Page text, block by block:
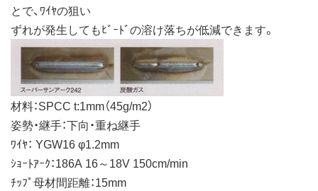
とで、ﾜｲﾔの狙い
ずれが発生してもﾋﾞｰﾄﾞの溶け落ちが低減できます。
材料：SPCC t:1mm（45g/m2）
姿勢・継手：下向・重ね継手
ﾜｲﾔ： YGW16 φ1.2mm
ｼｮｰﾄｱｰｸ：186A 16～18V 150cm/min
ﾁｯﾌﾟ母材間距離：15mm